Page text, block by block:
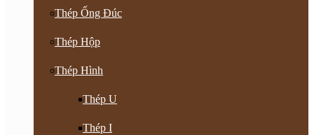
Thép Ống Đúc
Thép Hộp
Thép Hình
Thép U
Thép I